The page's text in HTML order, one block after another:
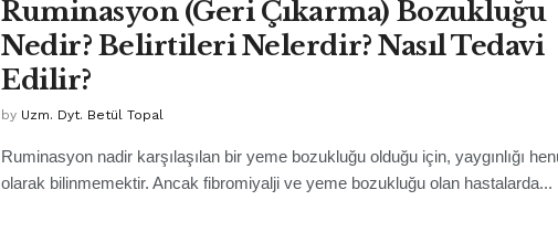
Ruminasyon (Geri Çıkarma) Bozukluğu
Nedir? Belirtileri Nelerdir? Nasıl Tedavi
Edilir?
by Uzm. Dyt. Betül Topal
Ruminasyon nadir karşılaşılan bir yeme bozukluğu olduğu için, yaygınlığı
olarak bilinmemektir. Ancak fibromiyalji ve yeme bozukluğu olan hastalarda...